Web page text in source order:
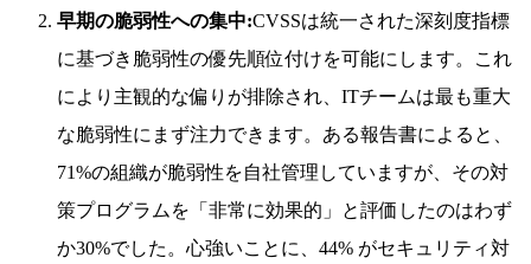
早期の脆弱性への集中:CVSSは統一された深刻度指標
に基づき脆弱性の優先順位付けを可能にします。これ
により主観的な偏りが排除され、ITチームは最も重大
な脆弱性にまず注力できます。ある報告書によると、
71%の組織が脆弱性を自社管理していますが、その対
策プログラムを「非常に効果的」と評価したのはわず
か30%でした。心強いことに、44% がセキュリティ対